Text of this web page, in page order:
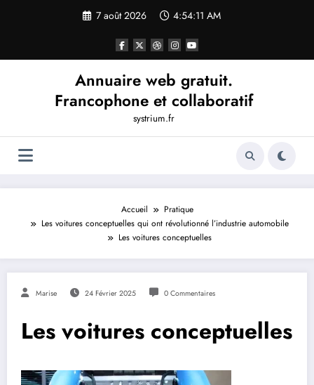
7 août 2026 4:54:11 AM
Annuaire web gratuit.
Francophone et collaboratif
systrium.fr
Accueil
Pratique
Les voitures conceptuelles qui ont révolutionné l’industrie automobile
Les voitures conceptuelles
Marise 24 Février 2025 0 Commentaires
Les voitures conceptuelles